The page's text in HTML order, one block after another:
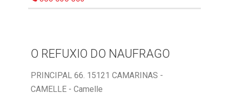
O REFUXIO DO NAUFRAGO
PRINCIPAL 66. 15121 CAMARINAS -
CAMELLE - Camelle